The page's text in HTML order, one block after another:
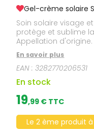
Gel-crème solaire
Soin solaire visage
protège et sublime la
Appellation d'origine.
En savoir plus
EAN :3282770206531
En stock
19,99 € TTC
Le 2 ème produit